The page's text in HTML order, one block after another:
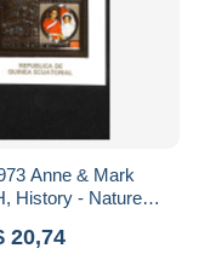
Anne & Mark
History - Nature -
20,74